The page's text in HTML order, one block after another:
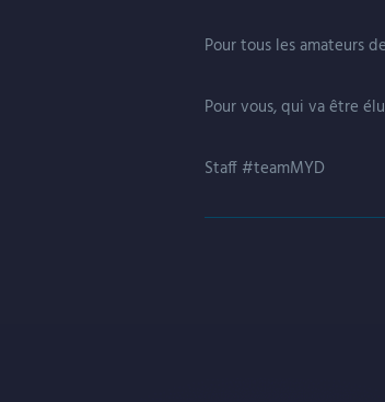
Pour tous les amateurs
Pour vous, qui va être
Staff #teamMYD